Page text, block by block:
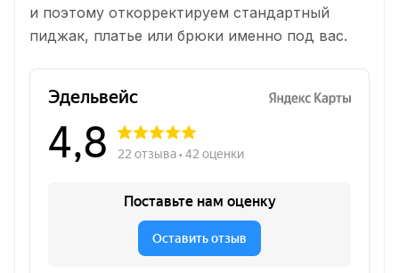
и поэтому откорректируем стандартный
пиджак, платье или брюки именно под вас.